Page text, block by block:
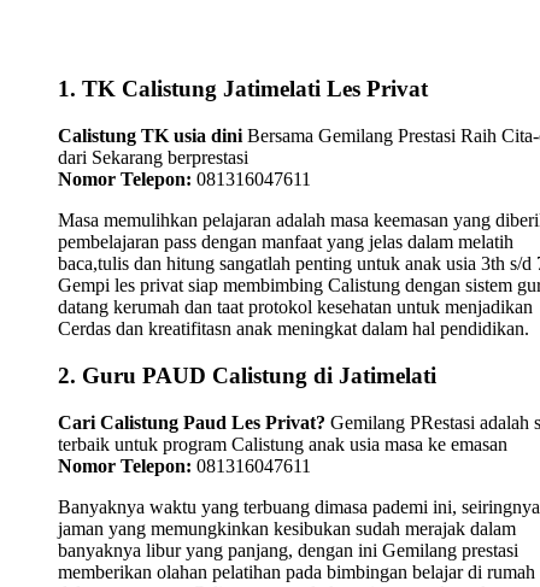
1. TK Calistung Jatimelati Les Privat
Calistung TK usia dini Bersama Gemilang Prestasi Raih
dari Sekarang berprestasi
Nomor Telepon: 081316047611
Masa memulihkan pelajaran adalah masa keemasan yang
pembelajaran pass dengan manfaat yang jelas dalam melatih
baca,tulis dan hitung sangatlah penting untuk anak usia 3th s/d
Gempi les privat siap membimbing Calistung dengan sistem
datang kerumah dan taat protokol kesehatan untuk menjadikan
Cerdas dan kreatifitasn anak meningkat dalam hal pendidikan.
2. Guru PAUD Calistung di Jatimelati
Cari Calistung Paud Les Privat? Gemilang PRestasi adalah
terbaik untuk program Calistung anak usia masa ke emasan
Nomor Telepon: 081316047611
Banyaknya waktu yang terbuang dimasa pademi ini, seiringnya
jaman yang memungkinkan kesibukan sudah merajak dalam
banyaknya libur yang panjang, dengan ini Gemilang prestasi
memberikan olahan pelatihan pada bimbingan belajar di rumah